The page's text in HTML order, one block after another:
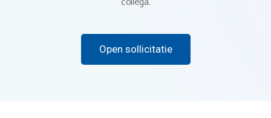
Open sollicitatie